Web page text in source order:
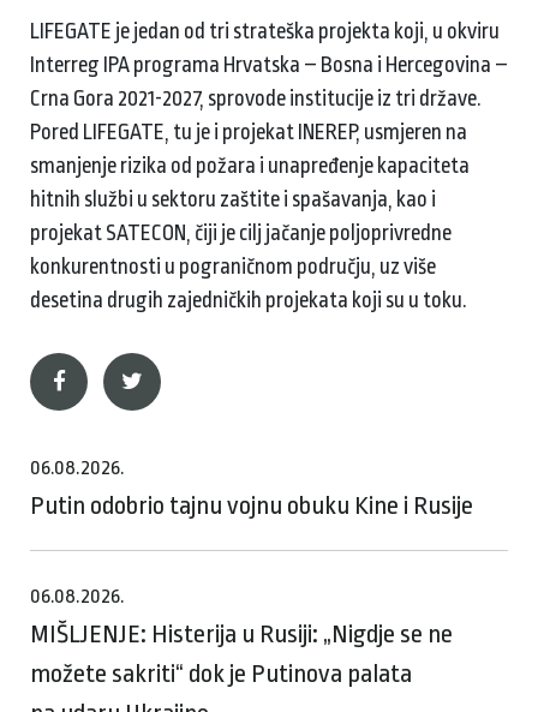
LIFEGATE je jedan od tri strateška projekta koji, u okviru
Interreg IPA programa Hrvatska – Bosna i Hercegovina –
Crna Gora 2021-2027, sprovode institucije iz tri države.
Pored LIFEGATE, tu je i projekat INEREP, usmjeren na
smanjenje rizika od požara i unapređenje kapaciteta
hitnih službi u sektoru zaštite i spašavanja, kao i
projekat SATECON, čiji je cilj jačanje poljoprivredne
konkurentnosti u pograničnom području, uz više
desetina drugih zajedničkih projekata koji su u toku.
06.08.2026.
Putin odobrio tajnu vojnu obuku Kine i Rusije
06.08.2026.
MIŠLJENJE: Histerija u Rusiji: „Nigdje se ne
možete sakriti“ dok je Putinova palata